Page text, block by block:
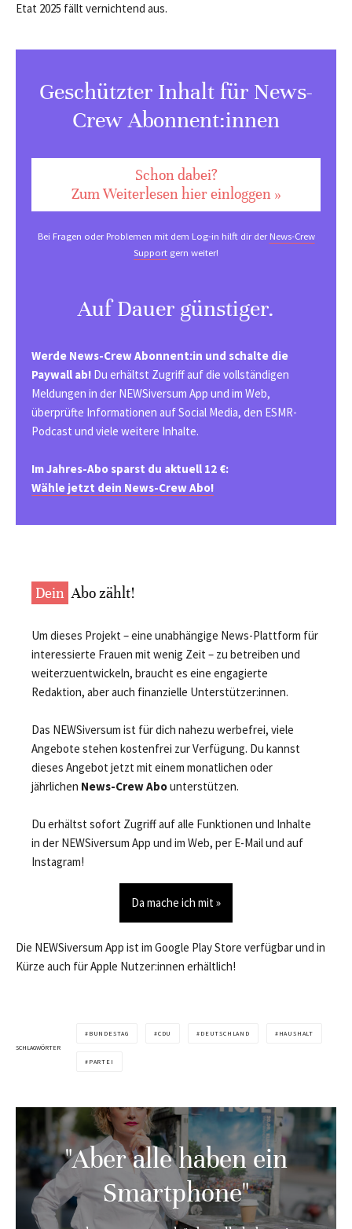
Etat 2025 fällt vernichtend aus.
Geschützter Inhalt für News-
Crew Abonnent:innen
Schon dabei?
Zum Weiterlesen hier einloggen »
Bei Fragen oder Problemen mit dem Log-in hilft dir derNews-Crew
Support gern weiter!
Auf Dauer günstiger.
Werde News-Crew Abonnent:in und schalte die
Paywall ab! Du erhältst Zugriff auf die vollständigen
Meldungen in der NEWSiversum App und im Web,
überprüfte Informationen auf Social Media, den ESMR-
Podcast und viele weitere Inhalte.
Im Jahres-Abo sparst du aktuell 12 €:
Wähle jetzt dein News-Crew Abo!
Dein Abo zählt!
Um dieses Projekt – eine unabhängige News-Plattform für
interessierte Frauen mit wenig Zeit – zu betreiben und
weiterzuentwickeln, braucht es eine engagierte
Redaktion, aber auch finanzielle Unterstützer:innen.
Das NEWSiversum ist für dich nahezu werbefrei, viele
Angebote stehen kostenfrei zur Verfügung. Du kannst
dieses Angebot jetzt mit einem monatlichen oder
jährlichen News-Crew Abounterstützen.
Du erhältst sofort Zugriff auf alle Funktionen und Inhalte
in der NEWSiversum App und im Web, per E-Mail und auf
Instagram!
Da mache ich mit »
Die NEWSiversum App ist im Google Play Store verfügbar und in
Kürze auch für Apple Nutzer:innen erhältlich!
SCHLAGWÖRTER
BUNDESTAG CDU DEUTSCHLAND HAUSHALT
PARTEI
"Aber alle haben ein
Smartphone"